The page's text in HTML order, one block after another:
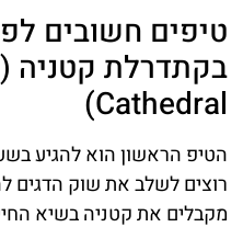
טיפים חשובים
Cathedral)
הטיפ הראשון הוא להגיע
מקבלים את קטניה בשיא